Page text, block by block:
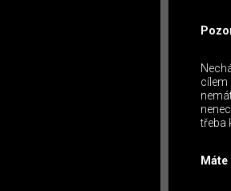
cílem
třeba
Máte